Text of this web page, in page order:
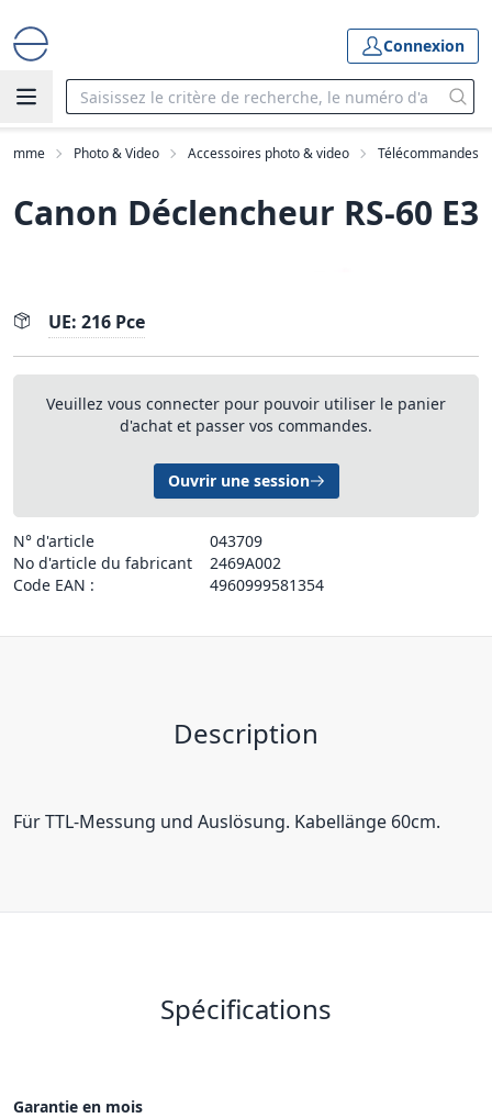
Connexion
Photo & Video Accessoires photo & video Télécommandes
Canon Déclencheur RS-60 E3
UE: 216 Pce
Veuillez vous connecter pour pouvoir utiliser le panier
d'achat et passer vos commandes.
Ouvrir une session
N° d'article
043709
No d'article du fabricant
2469A002
Code EAN :
4960999581354
Description
Für TTL-Messung und Auslösung. Kabellänge 60cm.
Spécifications
Garantie en mois